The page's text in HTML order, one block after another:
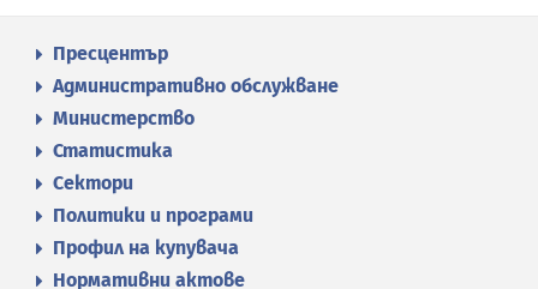
Пресцентър
Административно обслужване
Министерство
Статистика
Сектори
Политики и програми
Профил на купувача
Нормативни актове